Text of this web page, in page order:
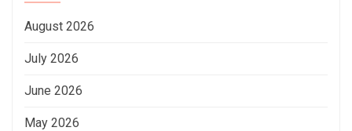
August 2026
July 2026
June 2026
May 2026